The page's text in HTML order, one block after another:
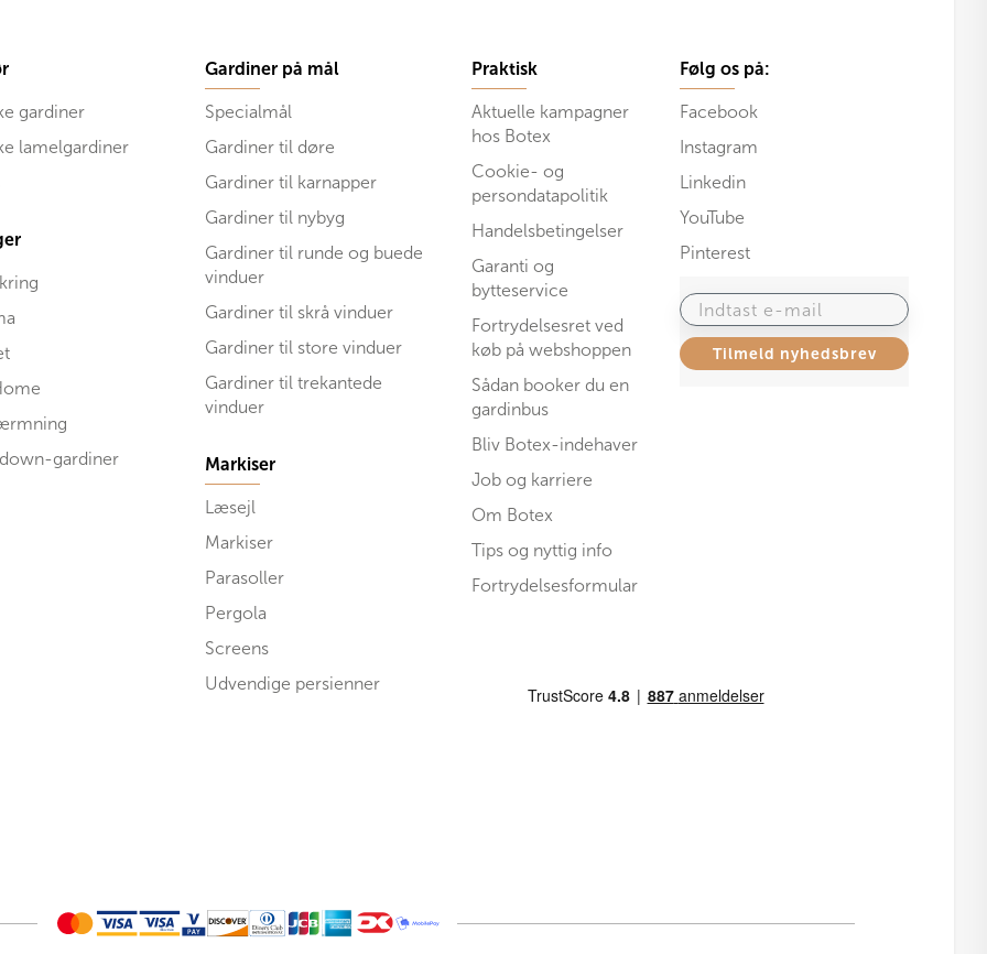
gardiner
lamelgardiner
gardiner
Gardiner på mål
Specialmål
Gardiner til døre
Gardiner til karnapper
Gardiner til nybyg
Gardiner til runde og buede
vinduer
Gardiner til skrå vinduer
Gardiner til store vinduer
Gardiner til trekantede
vinduer
Markiser
Læsejl
Markiser
Parasoller
Pergola
Screens
Udvendige persienner
Praktisk
Aktuelle kampagner
hos Botex
Cookie- og
persondatapolitik
Handelsbetingelser
Garanti og
bytteservice
Fortrydelsesret ved
køb på webshoppen
Sådan booker du en
gardinbus
Bliv Botex-indehaver
Job og karriere
Om Botex
Tips og nyttig info
Fortrydelsesformular
Følg os på:
Facebook
Instagram
Linkedin
YouTube
Pinterest
Indtast e-mail
Tilmeld nyhedsbrev